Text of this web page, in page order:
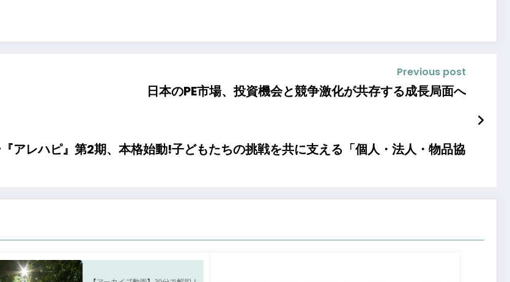
Previous post
日本のPE市場、投資機会と競争激化が共存する成長局面へ
アレハピ』第2期、本格始動!子どもたちの挑戦を共に支える「個人・法人・物品協